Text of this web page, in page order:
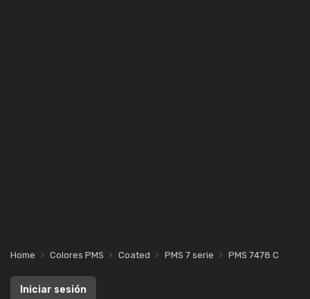
Home Colores PMS Coated PMS 7 serie PMS 7478 C
Iniciar sesión